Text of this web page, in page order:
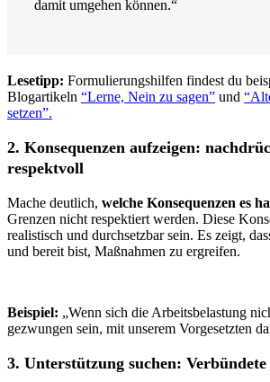
damit umgehen können.“
Lesetipp: Formulierungshilfen findest du
Blogartikeln “Lerne, Nein zu sagen” und
setzen”.
2. Konsequenzen aufzeigen:
respektvoll
Mache deutlich, welche Konsequenzen es
Grenzen nicht respektiert werden. Diese
realistisch und durchsetzbar sein. Es zeigt,
und bereit bist, Maßnahmen zu ergreifen.
Beispiel: „Wenn sich die Arbeitsbelastung
gezwungen sein, mit unserem Vorgesetzten
3. Unterstützung suchen: